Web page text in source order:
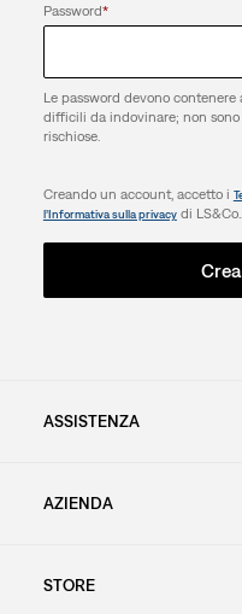
Password*
Le password devono
difficili da indovinare; non sono
rischiose.
Creando un account, accetto i
l’Informativa sulla privacydi LS&Co..
ASSISTENZA
AZIENDA
STORE